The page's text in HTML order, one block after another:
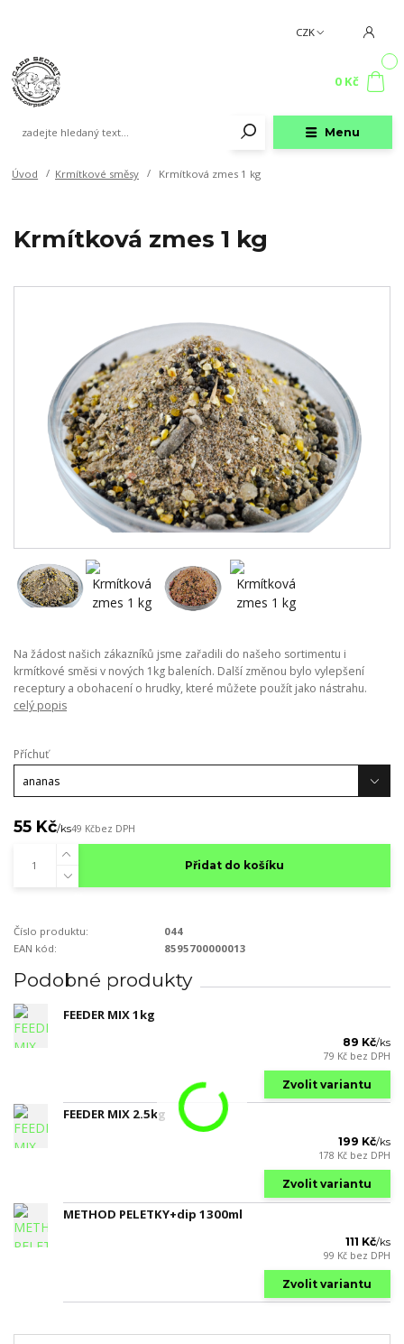
Menu
CZK
0 Kč
Úvod Krmítkové směsy Krmítková zmes 1 kg
Krmítková zmes 1 kg
Na žádost našich zákazníků jsme zařadili do našeho sortimentu i
krmítkové směsi v nových 1kg baleních. Další změnou bylo vylepšení
receptury a obohacení o hrudky, které můžete použít jako nástrahu.
celý popis
Příchuť
55 Kč/ks49 Kčbez DPH
Přidat do košíku
Číslo produktu:
044
EAN kód:
8595700000013
Podobné produkty
FEEDER MIX 1kg
89 Kč/ks
79 Kč bez DPH
Zvolit variantu
FEEDER MIX 2.5kg
199 Kč/ks
178 Kč bez DPH
Zvolit variantu
METHOD PELETKY+dip 1300ml
111 Kč/ks
99 Kč bez DPH
Zvolit variantu